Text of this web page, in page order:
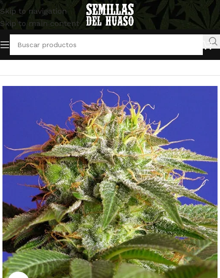
Skip to navigation
Skip to main content
Inicio/Semillas Feminizadas/Sweet Seeds